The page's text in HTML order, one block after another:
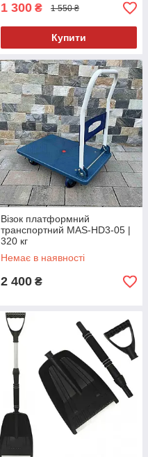
1 300 ₴ 1 550 ₴
Купити
Візок платформний
транспортний MAS-HD3-05 |
320 кг
Немає в наявності
2 400 ₴